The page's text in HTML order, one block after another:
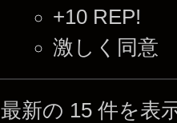
+10 REP!
激しく同意
最新の 15 件を表